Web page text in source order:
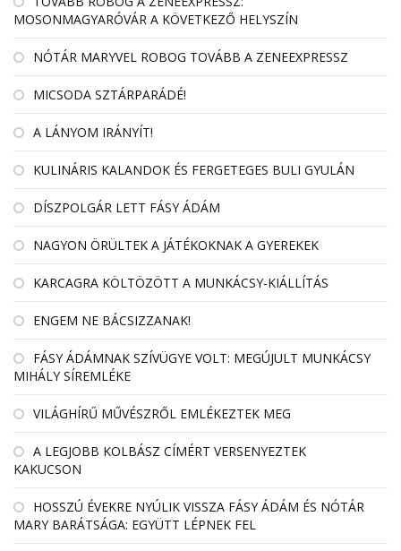
MOSONMAGYARÓVÁR A KÖVETKEZŐ HELYSZÍN
NÓTÁR MARYVEL ROBOG TOVÁBB A ZENEEXPRESSZ
MICSODA SZTÁRPARÁDÉ!
A LÁNYOM IRÁNYÍT!
KULINÁRIS KALANDOK ÉS FERGETEGES BULI GYULÁN
DÍSZPOLGÁR LETT FÁSY ÁDÁM
NAGYON ÖRÜLTEK A JÁTÉKOKNAK A GYEREKEK
KARCAGRA KÖLTÖZÖTT A MUNKÁCSY-KIÁLLÍTÁS
ENGEM NE BÁCSIZZANAK!
FÁSY ÁDÁMNAK SZÍVÜGYE VOLT: MEGÚJULT MUNKÁCSY
MIHÁLY SÍREMLÉKE
VILÁGHÍRŰ MŰVÉSZRŐL EMLÉKEZTEK MEG
A LEGJOBB KOLBÁSZ CÍMÉRT VERSENYEZTEK
KAKUCSON
HOSSZÚ ÉVEKRE NYÚLIK VISSZA FÁSY ÁDÁM ÉS NÓTÁR
MARY BARÁTSÁGA: EGYÜTT LÉPNEK FEL